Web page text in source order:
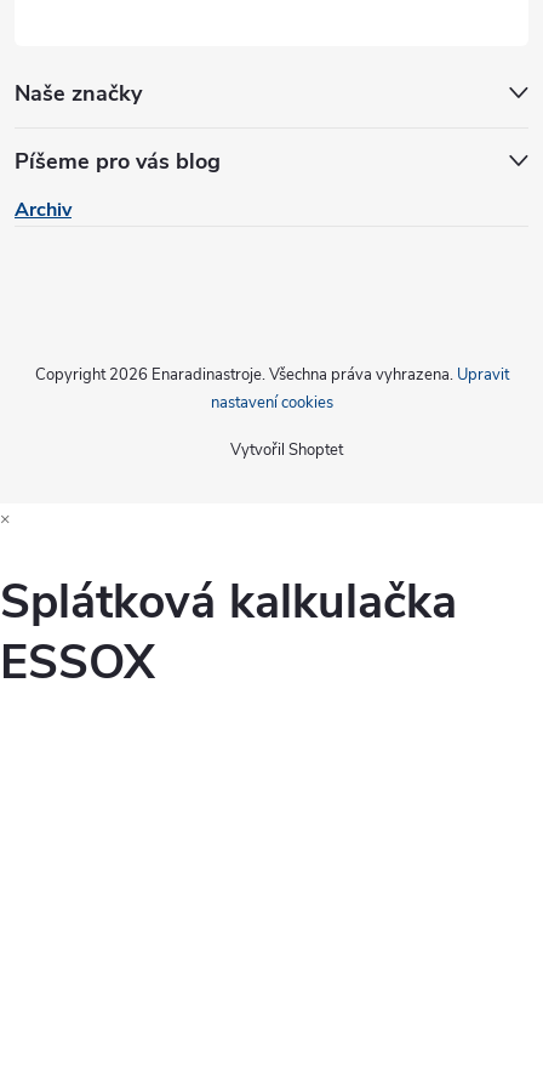
i
s
u
Naše značky
Píšeme pro vás blog
Archiv
Vytvořil Shoptet
Copyright 2026 Enaradinastroje. Všechna práva vyhrazena. Upravit
nastavení cookies
×
Splátková kalkulačka
ESSOX